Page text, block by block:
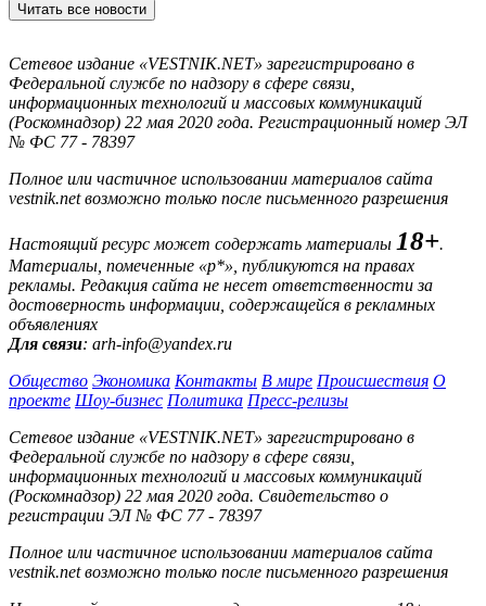
Читать все новости
Сетевое издание «VESTNIK.NET» зарегистрировано в
Федеральной службе по надзору в сфере связи,
информационных технологий и массовых коммуникаций
(Роскомнадзор) 22 мая 2020 года. Регистрационный номер ЭЛ
№ ФС 77 - 78397
Полное или частичное использовании материалов сайта
vestnik.net возможно только после письменного разрешения
Настоящий ресурс может содержать материалы 18+.
Материалы, помеченные «р*», публикуются на правах
рекламы. Редакция сайта не несет ответственности за
достоверность информации, содержащейся в рекламных
объявлениях
Для связи: arh-info@yandex.ru
Общество Экономика Контакты В мире Происшествия О
проекте Шоу-бизнес Политика Пресс-релизы
Сетевое издание «VESTNIK.NET» зарегистрировано в
Федеральной службе по надзору в сфере связи,
информационных технологий и массовых коммуникаций
(Роскомнадзор) 22 мая 2020 года. Свидетельство о
регистрации ЭЛ № ФС 77 - 78397
Полное или частичное использовании материалов сайта
vestnik.net возможно только после письменного разрешения